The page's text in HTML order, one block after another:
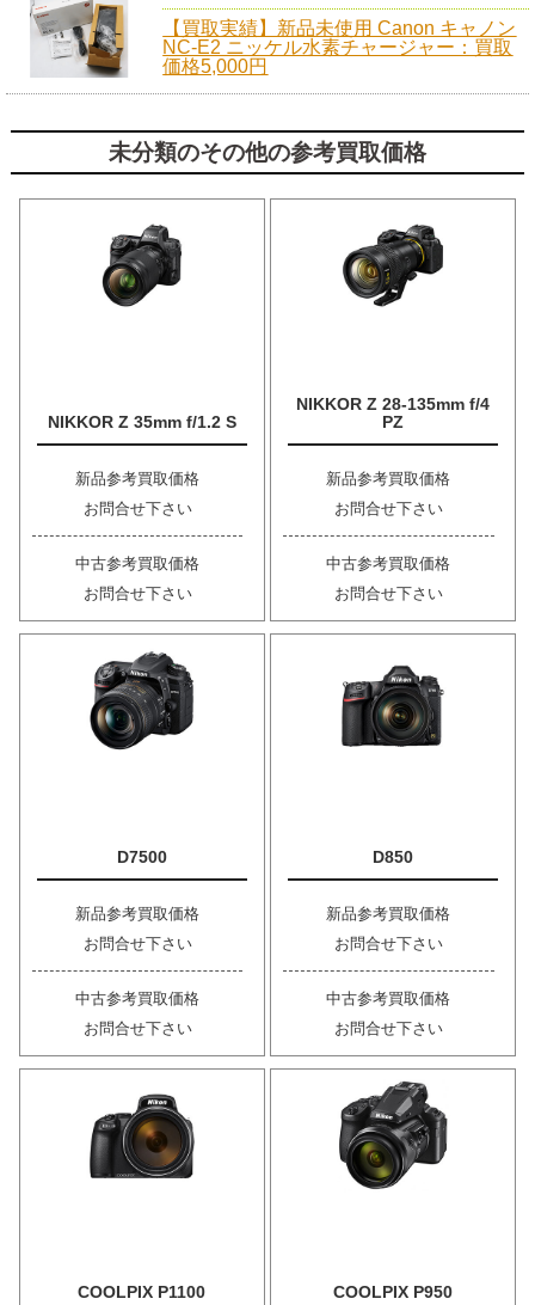
【買取実績】新品未使用 Canon キャノン
NC-E2 ニッケル水素チャージャー：買取
価格5,000円
未分類のその他の参考買取価格
NIKKOR Z 35mm f/1.2 S
新品参考買取価格
お問合せ下さい
中古参考買取価格
お問合せ下さい
NIKKOR Z 28-135mm f/4
PZ
新品参考買取価格
お問合せ下さい
中古参考買取価格
お問合せ下さい
D7500
新品参考買取価格
お問合せ下さい
中古参考買取価格
お問合せ下さい
D850
新品参考買取価格
お問合せ下さい
中古参考買取価格
お問合せ下さい
COOLPIX P1100 COOLPIX P950